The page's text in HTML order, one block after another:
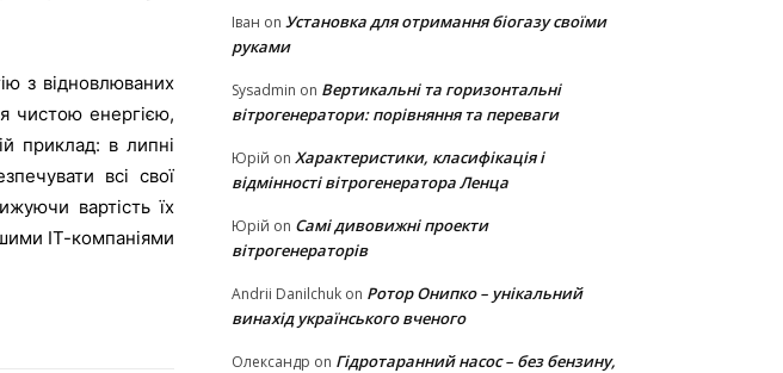
з відновлюваних
чистою енергією,
приклад: в липні
всі свої
вартість їх
ІТ-компаніями
Іван on Установка для отримання біогазу своїми
руками
Sysadmin on Вертикальні та горизонтальні
вітрогенератори: порівняння та переваги
Юрій on Характеристики, класифікація і
відмінності вітрогенератора Ленца
Юрій on Самі дивовижні проекти
вітрогенераторів
Andrii Danilchuk on Ротор Онипко – унікальний
винахід українського вченого
Олександр on Гідротаранний насос – без бензину,